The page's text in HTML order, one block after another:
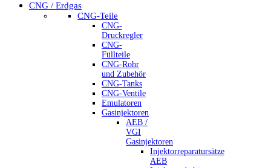
CNG / Erdgas
CNG-Teile
CNG-
Druckregler
CNG-
Füllteile
CNG-Rohr
und Zubehör
CNG-Tanks
CNG-Ventile
Emulatoren
Gasinjektoren
AEB /
VGI
Gasinjektoren
Injektorreparatursätze
AEB